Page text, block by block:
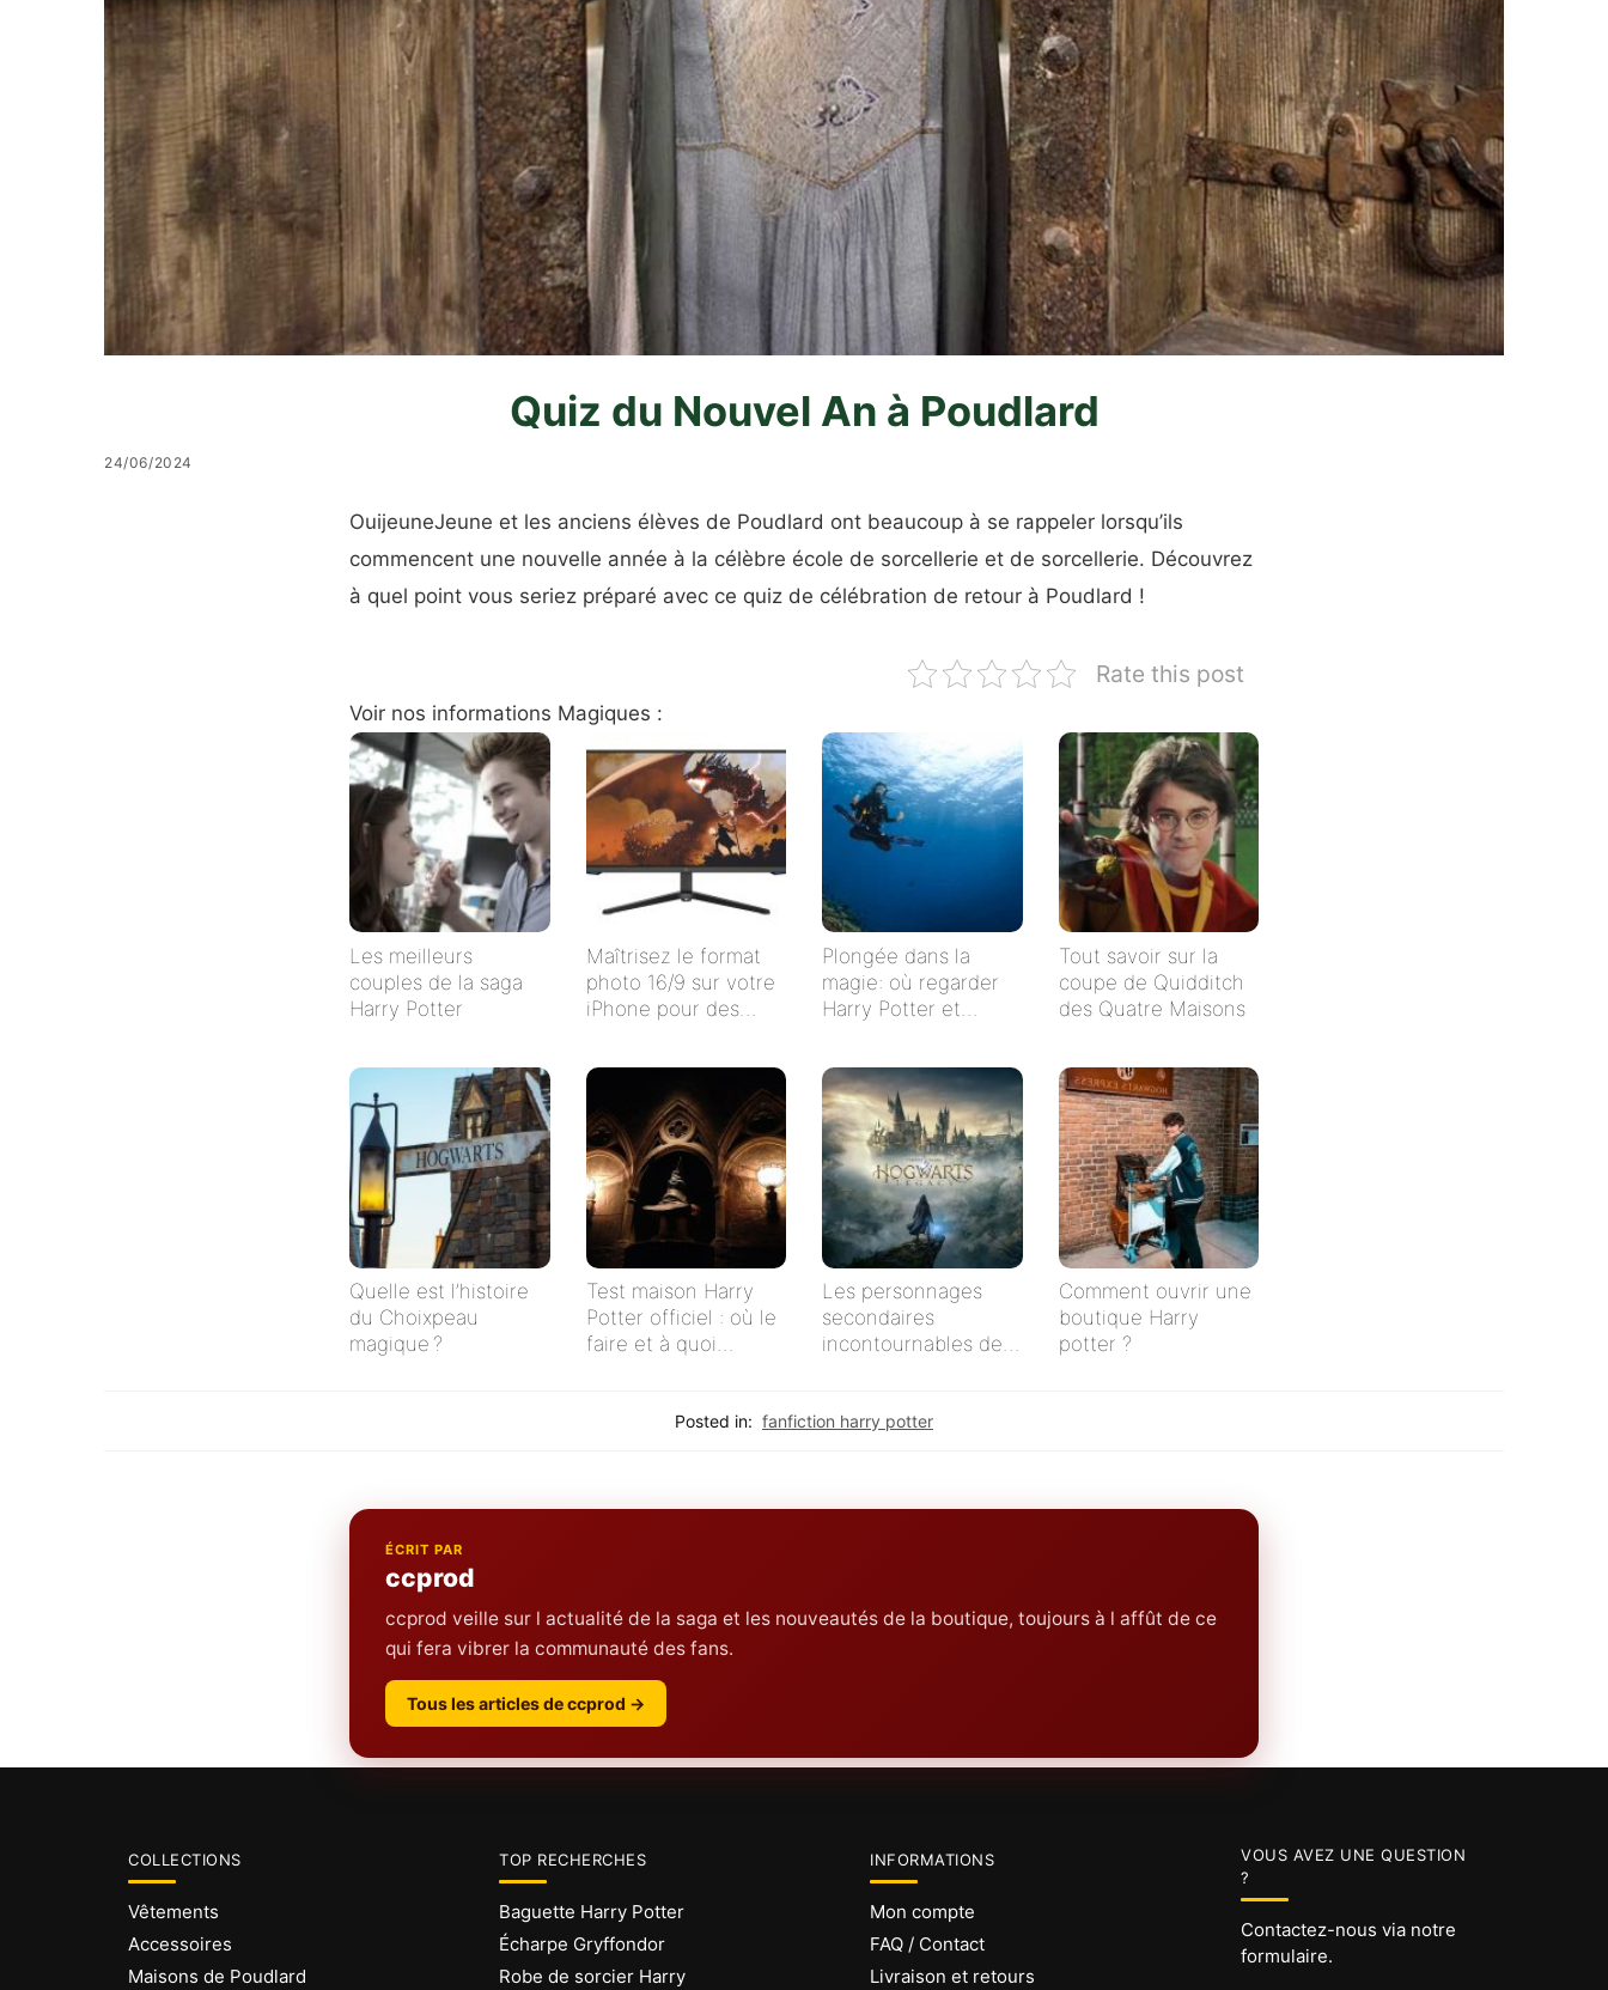
Quiz du Nouvel An à Poudlard
24/06/2024
OuijeuneJeune et les anciens élèves de Poudlard ont beaucoup à se rappeler lorsqu’ils
commencent une nouvelle année à la célèbre école de sorcellerie et de sorcellerie. Découvrez
à quel point vous seriez préparé avec ce quiz de célébration de retour à Poudlard !
Rate this post
Voir nos informations Magiques :
Les meilleurs
couples de la saga
Harry Potter
Maîtrisez le format
photo 16/9 sur votre
iPhone pour des
Plongée dans la
magie: où regarder
Harry Potter et
français ?
Tout savoir sur la
coupe de Quidditch
des Quatre Maisons
Quelle est l’histoire
du Choixpeau
magique ?
Test maison Harry
Potter officiel : où le
faire et à quoi
Les personnages
secondaires
incontournables de
Comment ouvrir une
boutique Harry
potter ?
Posted in: fanfiction harry potter
ÉCRIT PAR
ccprod
ccprod veille sur l actualité de la saga et les nouveautés de la boutique, toujours à l affût de ce
qui fera vibrer la communauté des fans.
Tous les articles de ccprod →
COLLECTIONS
Vêtements
Accessoires
Maisons de Poudlard
TOP RECHERCHES
Baguette Harry Potter
Écharpe Gryffondor
Robe de sorcier Harry
INFORMATIONS
Mon compte
FAQ / Contact
Livraison et retours
VOUS AVEZ UNE QUESTION
?
Contactez-nous via notre
formulaire.